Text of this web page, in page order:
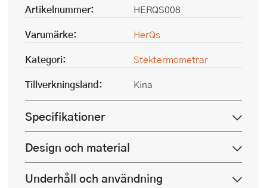
Artikelnummer:
HERQS008
Varumärke:
HerQs
Kategori:
Stektermometrar
Tillverkningsland:
Kina
Specifikationer
Design och material
Underhåll och användning